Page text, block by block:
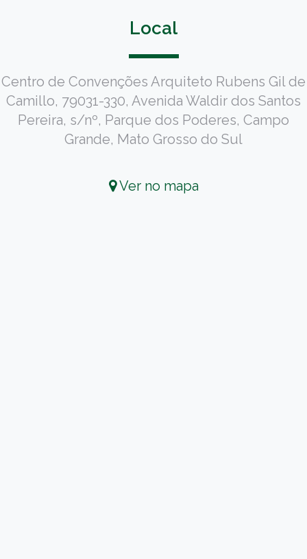
Local
Centro de Convenções Arquiteto Rubens Gil de
Camillo, 79031-330, Avenida Waldir dos Santos
Pereira, s/nº, Parque dos Poderes, Campo
Grande, Mato Grosso do Sul
Ver no mapa